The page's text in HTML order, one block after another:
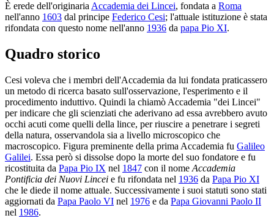
È erede dell'originaria Accademia dei Lincei, fondata a Roma
nell'anno 1603 dal principe Federico Cesi; l'attuale istituzione è stata
rifondata con questo nome nell'anno 1936 da papa Pio XI.
Quadro storico
Cesi voleva che i membri dell'Accademia da lui fondata praticassero
un metodo di ricerca basato sull'osservazione, l'esperimento e il
procedimento induttivo. Quindi la chiamò Accademia "dei Lincei"
per indicare che gli scienziati che aderivano ad essa avrebbero avuto
occhi acuti come quelli della lince, per riuscire a penetrare i segreti
della natura, osservandola sia a livello microscopico che
macroscopico. Figura preminente della prima Accademia fu Galileo
Galilei. Essa però si dissolse dopo la morte del suo fondatore e fu
ricostituita da Papa Pio IX nel 1847 con il nome Accademia
Pontificia dei Nuovi Lincei e fu rifondata nel 1936 da Papa Pio XI
che le diede il nome attuale. Successivamente i suoi statuti sono stati
aggiornati da Papa Paolo VI nel 1976 e da Papa Giovanni Paolo II
nel 1986.